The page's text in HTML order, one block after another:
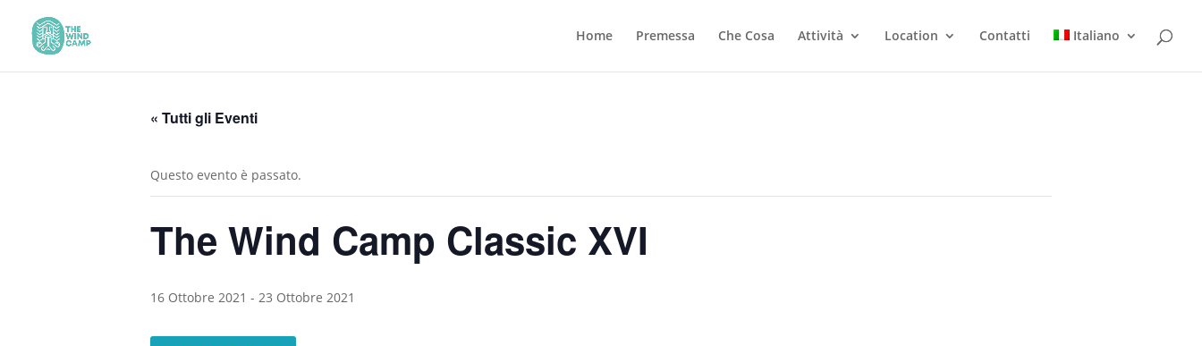
Home Premessa Che Cosa Attività Location Contatti Italiano
« Tutti gli Eventi
Questo evento è passato.
The Wind Camp Classic XVI
16 Ottobre 2021 - 23 Ottobre 2021